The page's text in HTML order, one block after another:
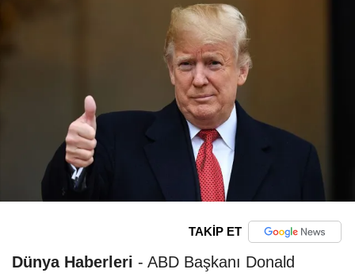
TAKİP ET
Dünya Haberleri - ABD Başkanı Donald